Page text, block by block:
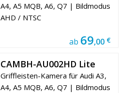
A4, A5 MQB, A6, Q7 | Bildmodus
AHD / NTSC
ab 69,00 €
CAMBH-AU002HD Lite
Griffleisten-Kamera für Audi A3,
A4, A5 MQB, A6, Q7 | Bildmodus